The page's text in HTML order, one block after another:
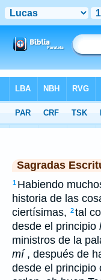
>SEV> Lucas 1
Sagradas
1 Habiendo
historia de las
ciertísimas, 2tal
desde el principio
ministros de la
mí, después de
desde el principio